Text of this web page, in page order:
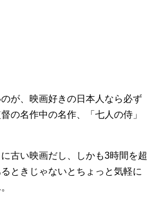
が、映画好きの日本人なら必ず
の名作中の名作、「七人の侍」
古い映画だし、しかも3時間を超
ときじゃないとちょっと気軽に